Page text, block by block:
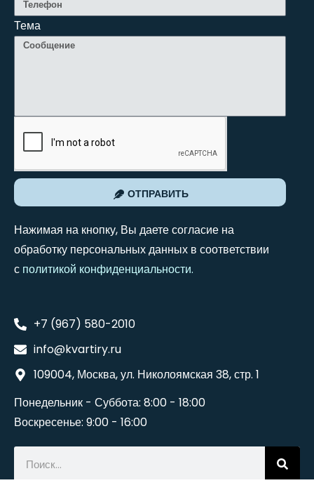
Тема
ОТПРАВИТЬ
Нажимая на кнопку, Вы даете согласие на
обработку персональных данных в соответствии
с политикой конфиденциальности.
+7 (967) 580-2010
info@kvartiry.ru
109004, Москва, ул. Николоямская 38, стр. 1
Понедельник - Суббота: 8:00 - 18:00
Воскресенье: 9:00 - 16:00